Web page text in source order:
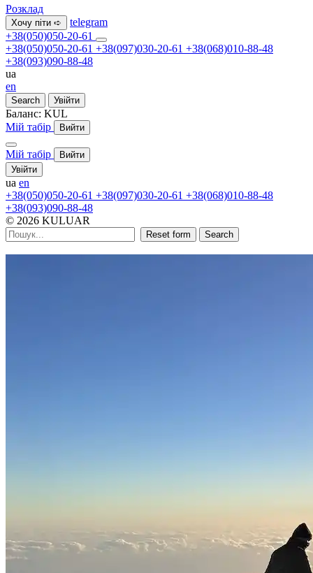
Розклад
Хочу піти ➪
telegram
+38(050)050-20-61
+38(050)050-20-61 +38(097)030-20-61 +38(068)010-88-48
+38(093)090-88-48
ua
en
Search Увійти
Баланс: KUL
Мій табір
Вийти
Мій табір
Вийти
Увійти
ua en
+38(050)050-20-61 +38(097)030-20-61 +38(068)010-88-48
+38(093)090-88-48
© 2026 KULUAR
Reset form Search